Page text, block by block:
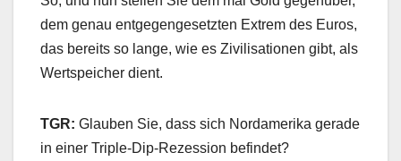
dem genau entgegengesetzten Extrem des Euros,
das bereits so lange, wie es Zivilisationen gibt, als
Wertspeicher dient.
TGR: Glauben Sie, dass sich Nordamerika gerade
in einer Triple-Dip-Rezession befindet?